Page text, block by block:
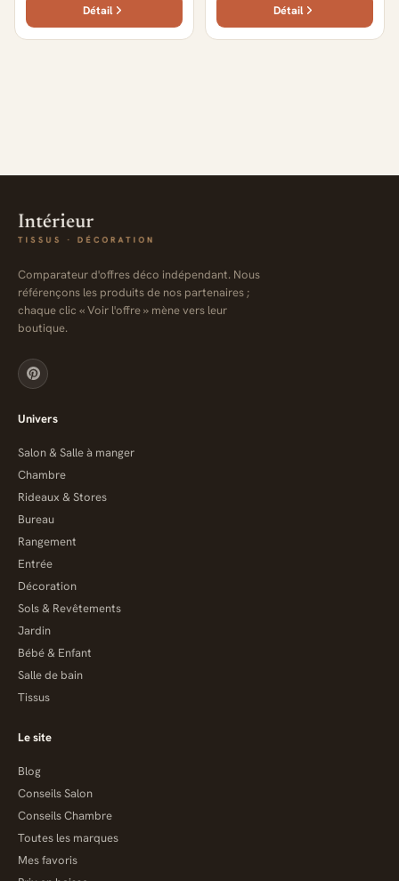
Détail Détail
Comparateur d'offres déco indépendant. Nous
référençons les produits de nos partenaires ;
chaque clic « Voir l'offre » mène vers leur
boutique.
Univers
Salon & Salle à manger
Chambre
Rideaux & Stores
Bureau
Rangement
Entrée
Décoration
Sols & Revêtements
Jardin
Bébé & Enfant
Salle de bain
Tissus
Le site
Blog
Conseils Salon
Conseils Chambre
Toutes les marques
Mes favoris